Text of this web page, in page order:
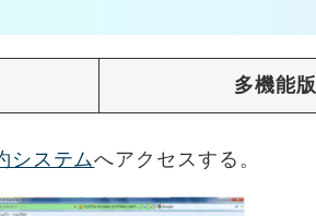
多機能版
システムへアクセスする。